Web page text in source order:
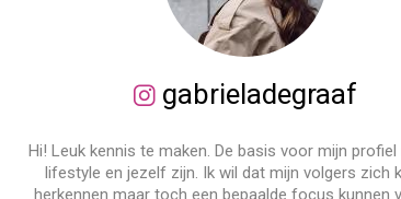
gabrieladegraaf
Hi! Leuk kennis te maken. De basis voor mijn profiel
lifestyle en jezelf zijn. Ik wil dat mijn volgers zich
herkennen maar toch een bepaalde focus kunnen